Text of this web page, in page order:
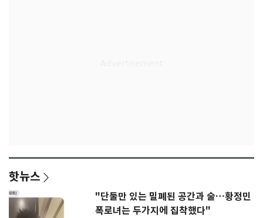
핫뉴스
"단둘만 있는 밀폐된 공간과 술…황정민
폭로녀는 두가지에 집착했다"